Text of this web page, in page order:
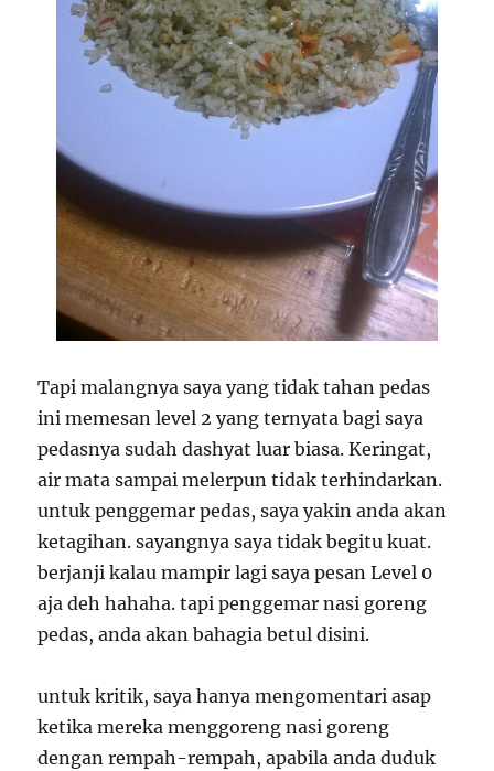
Tapi malangnya saya yang tidak tahan pedas
ini memesan level 2 yang ternyata bagi saya
pedasnya sudah dashyat luar biasa. Keringat,
air mata sampai melerpun tidak terhindarkan.
untuk penggemar pedas, saya yakin anda akan
ketagihan. sayangnya saya tidak begitu kuat.
berjanji kalau mampir lagi saya pesan Level 0
aja deh hahaha. tapi penggemar nasi goreng
pedas, anda akan bahagia betul disini.
untuk kritik, saya hanya mengomentari asap
ketika mereka menggoreng nasi goreng
dengan rempah-rempah, apabila anda duduk